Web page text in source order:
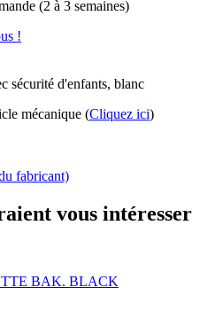
(2 à 3 semaines)
!
sécurité d'enfants, blanc
mécanique (Cliquez ici)
fabricant)
vous intéresser